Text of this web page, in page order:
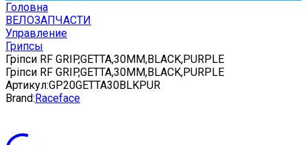
Головна
ВЕЛОЗАПЧАСТИ
Управление
Грипсы
Гріпси RF GRIP,GETTA,30MM,BLACK,PURPLE
Гріпси RF GRIP,GETTA,30MM,BLACK,PURPLE
Артикул:GP20GETTA30BLKPUR
Brand:Raceface